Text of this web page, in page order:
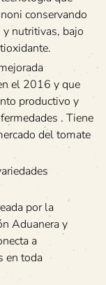
conservando
nutritivas, bajo
el 2016 y que
productivo y
. Tiene
del tomate
por la
Aduanera y
a
en toda